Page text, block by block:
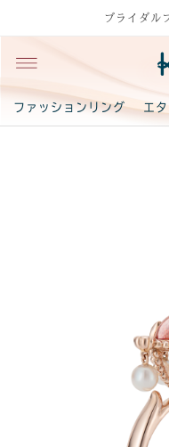
ブライダル
ファッションリング エ